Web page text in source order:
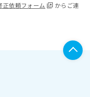
正依頼フォーム
からご連